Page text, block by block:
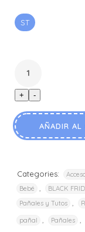
ST
+ -
AÑADIR AL
Categories:
Bebé BLACK
Pañales y Tutos
pañal Pañales